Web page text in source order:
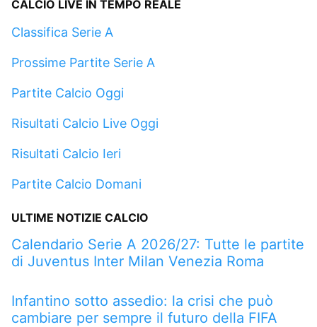
CALCIO LIVE IN TEMPO REALE
Classifica Serie A
Prossime Partite Serie A
Partite Calcio Oggi
Risultati Calcio Live Oggi
Risultati Calcio Ieri
Partite Calcio Domani
ULTIME NOTIZIE CALCIO
Calendario Serie A 2026/27: Tutte le partite
di Juventus Inter Milan Venezia Roma
Infantino sotto assedio: la crisi che può
cambiare per sempre il futuro della FIFA